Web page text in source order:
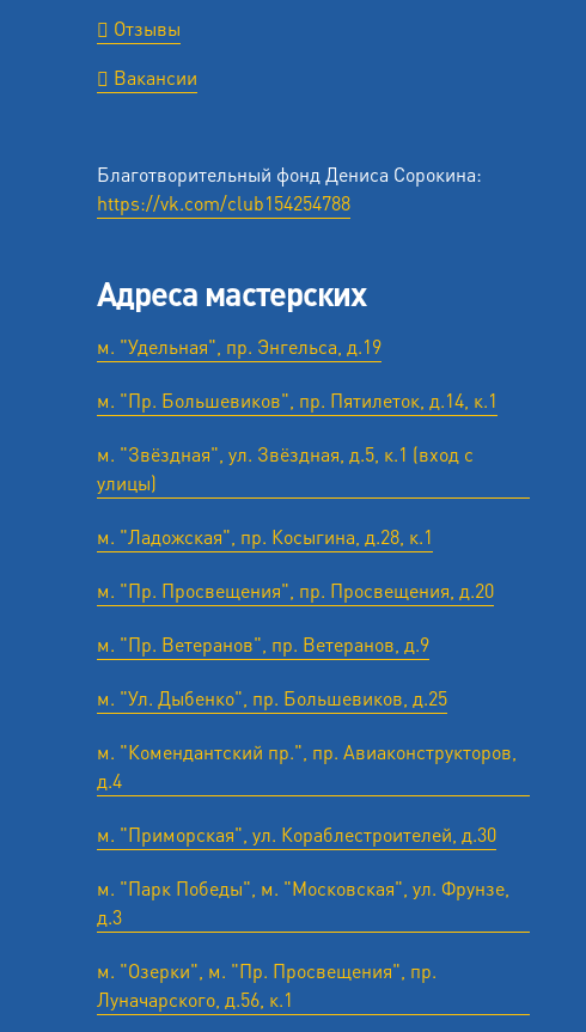
Отзывы
Вакансии
Благотворительный фонд Дениса Сорокина:
https://vk.com/club154254788
Адреса мастерских
м. "Удельная", пр. Энгельса, д.19
м. "Пр. Большевиков", пр. Пятилеток, д.14, к.1
м. "Звёздная", ул. Звёздная, д.5, к.1 (вход с
улицы)
м. "Ладожская", пр. Косыгина, д.28, к.1
м. "Пр. Просвещения", пр. Просвещения, д.20
м. "Пр. Ветеранов", пр. Ветеранов, д.9
м. "Ул. Дыбенко", пр. Большевиков, д.25
м. "Комендантский пр.", пр. Авиаконструкторов,
д.4
м. "Приморская", ул. Кораблестроителей, д.30
м. "Парк Победы", м. "Московская", ул. Фрунзе,
д.3
м. "Озерки", м. "Пр. Просвещения", пр.
Луначарского, д.56, к.1